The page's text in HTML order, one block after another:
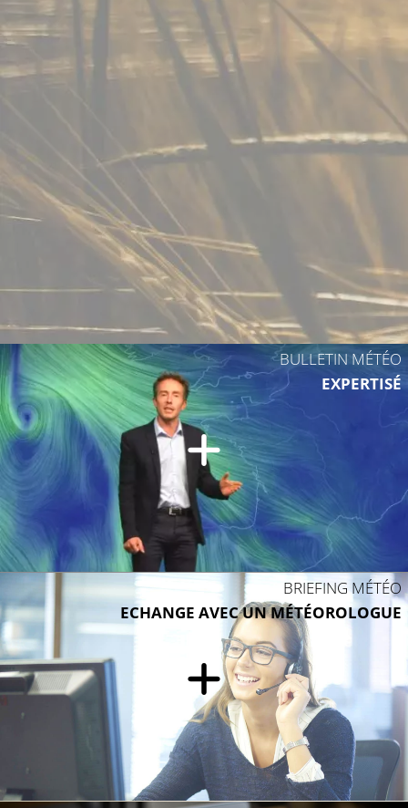
33°C
31°C
29°C
BULLETIN MÉTÉO
EXPERTISÉ
BRIEFING MÉTÉO
ECHANGE AVEC UN MÉTÉOROLOGUE